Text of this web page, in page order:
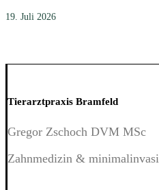
19. Juli 2026
Tierarztpraxis Bramfeld
Gregor Zschoch DVM MSc
Zahnmedizin &